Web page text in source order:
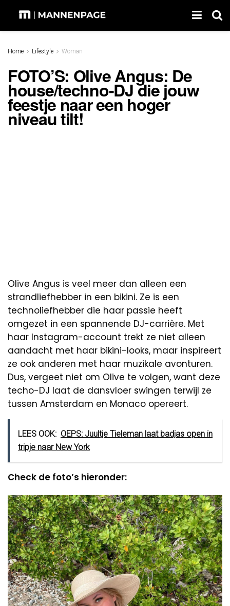
Home Lifestyle Woman
FOTO’S: Olive Angus: De
house/techno-DJ die jouw
feestje naar een hoger
niveau tilt!
Olive Angus is veel meer dan alleen een
strandliefhebber in een bikini. Ze is een
technoliefhebber die haar passie heeft
omgezet in een spannende DJ-carrière. Met
haar Instagram-account trekt ze niet alleen
aandacht met haar bikini-looks, maar inspireert
ze ook anderen met haar muzikale avonturen.
Dus, vergeet niet om Olive te volgen, want deze
techo-DJ laat de dansvloer swingen terwijl ze
tussen Amsterdam en Monaco opereert.
LEES OOK: OEPS: Juultje Tieleman laat badjas open in
tripje naar New York
Check de foto’s hieronder: